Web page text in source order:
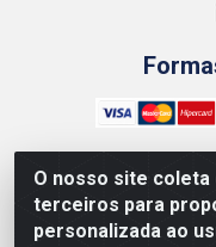
O nosso site
terceiros para
personalizada ao
Kgmlan Distribuidora
Rua Pedro de